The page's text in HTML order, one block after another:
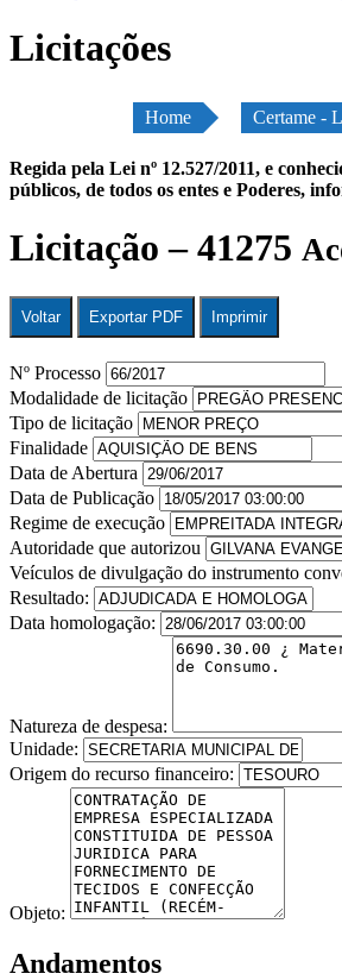
Licitações
Home Certame -
Regida pela Lei nº 12.527/2011, e
públicos, de todos os entes e Poderes,
Licitação – 41275
Voltar Exportar PDF Imprimir
Nº Processo
Modalidade de licitação
Tipo de licitação
Finalidade
Data de Abertura
Data de Publicação
Regime de execução
Autoridade que autorizou
Veículos de divulgação do instrumento
Resultado:
Data homologação:
Natureza de despesa:
Unidade:
Origem do recurso financeiro:
Objeto:
Andamentos